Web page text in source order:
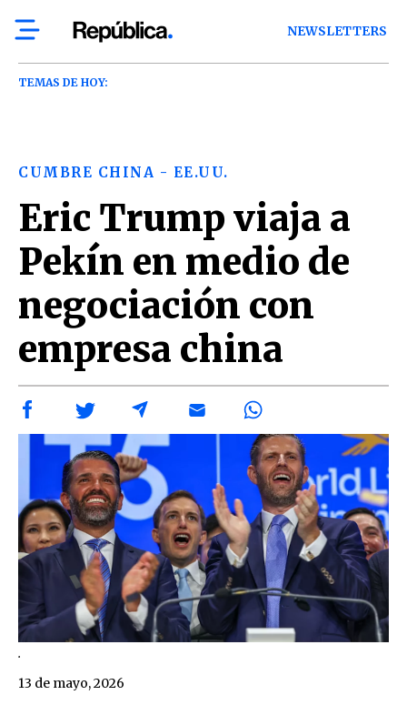
NEWSLETTERS
TEMAS DE HOY:
CUMBRE CHINA - EE.UU.
Eric Trump viaja a
Pekín en medio de
negociación con
empresa china
.
13 de mayo, 2026